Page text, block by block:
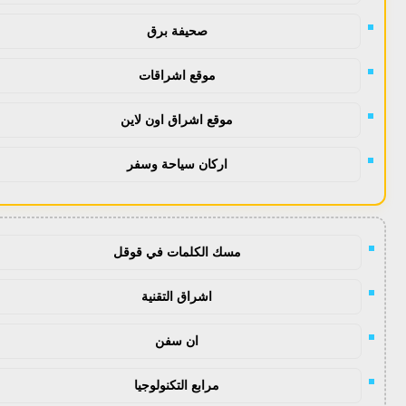
صحيفة برق
موقع اشراقات
موقع اشراق اون لاين
اركان سياحة وسفر
مسك الكلمات في قوقل
اشراق التقنية
ان سفن
مرابع التكنولوجيا